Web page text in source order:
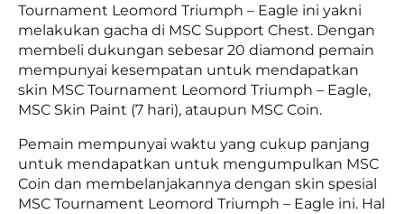
Tournament Leomord Triumph – Eagle ini yakni
melakukan gacha di MSC Support Chest. Dengan
membeli dukungan sebesar 20 diamond pemain
mempunyai kesempatan untuk mendapatkan
skin MSC Tournament Leomord Triumph – Eagle,
MSC Skin Paint (7 hari), ataupun MSC Coin.
Pemain mempunyai waktu yang cukup panjang
untuk mendapatkan untuk mengumpulkan MSC
Coin dan membelanjakannya dengan skin spesial
MSC Tournament Leomord Triumph – Eagle ini. Hal